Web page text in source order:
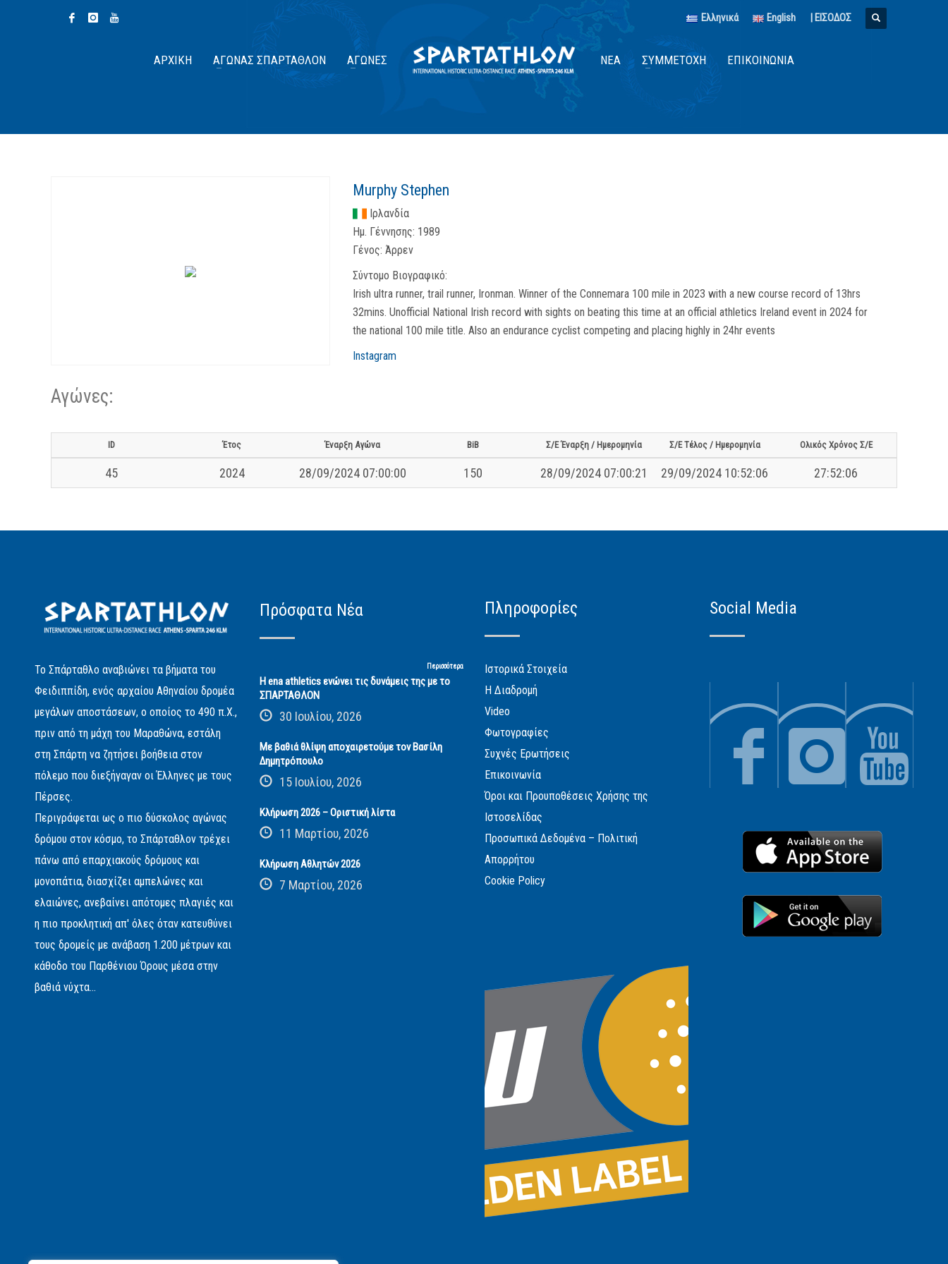
Ελληνικά English | ΕΙΣΟΔΟΣ
ΑΡΧΙΚΉ ΑΓΏΝΑΣ ΣΠΆΡΤΑΘΛΟΝ ΑΓΏΝΕΣ ΝΈΑ ΣΥΜΜΕΤΟΧΉ ΕΠΙΚΟΙΝΩΝΊΑ
Murphy Stephen
Ιρλανδία
Ημ. Γέννησης: 1989
Γένος: Άρρεν
Σύντομο Βιογραφικό:
Irish ultra runner, trail runner, Ironman. Winner of the Connemara 100 mile in 2023 with a new course record of 13hrs
32mins. Unofficial National Irish record with sights on beating this time at an official athletics Ireland event in 2024 for
the national 100 mile title. Also an endurance cyclist competing and placing highly in 24hr events
Instagram
Αγώνες:
ID Έτος Έναρξη Αγώνα BiB Σ/Ε Έναρξη / Ημερομηνία Σ/Ε Τέλος / Ημερομηνία Ολικός Χρόνος Σ/Ε
45 2024 28/09/2024 07:00:00 150 28/09/2024 07:00:21 29/09/2024 10:52:06 27:52:06
Το Σπάρταθλο αναβιώνει τα βήματα του
Φειδιππίδη, ενός αρχαίου Αθηναίου δρομέα
μεγάλων αποστάσεων, ο οποίος το 490 π.Χ.,
πριν από τη μάχη του Μαραθώνα, εστάλη
στη Σπάρτη να ζητήσει βοήθεια στον
πόλεμο που διεξήγαγαν οι Έλληνες με τους
Πέρσες.
Περιγράφεται ως ο πιο δύσκολος αγώνας
δρόμου στον κόσμο, το Σπάρταθλον τρέχει
πάνω από επαρχιακούς δρόμους και
μονοπάτια, διασχίζει αμπελώνες και
ελαιώνες, ανεβαίνει απότομες πλαγιές και
η πιο προκλητική απ' όλες όταν κατευθύνει
τους δρομείς με ανάβαση 1.200 μέτρων και
κάθοδο του Παρθένιου Όρους μέσα στην
βαθιά νύχτα...
Πρόσφατα Νέα
Περισσότερα
Η ena athletics ενώνει τις δυνάμεις της με το
ΣΠΑΡΤΑΘΛΟΝ
30 Ιουλίου, 2026
Με βαθιά θλίψη αποχαιρετούμε τον Βασίλη
Δημητρόπουλο
15 Ιουλίου, 2026
Κλήρωση 2026 – Οριστική λίστα
11 Μαρτίου, 2026
Κλήρωση Αθλητών 2026
7 Μαρτίου, 2026
Πληροφορίες
Ιστορικά Στοιχεία
Η Διαδρομή
Video
Φωτογραφίες
Συχνές Ερωτήσεις
Επικοινωνία
Όροι και Προυποθέσεις Χρήσης της
Ιστοσελίδας
Προσωπικά Δεδομένα – Πολιτική
Απορρήτου
Cookie Policy
Social Media